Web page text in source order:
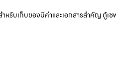
รับเก็บของมีค่าและเอกสารสำคัญ ตู้เ